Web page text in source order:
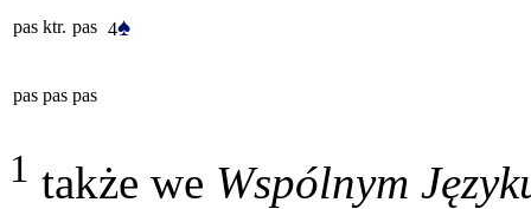
pas ktr. pas 4♠
pas pas pas
1 także we Wspólnym